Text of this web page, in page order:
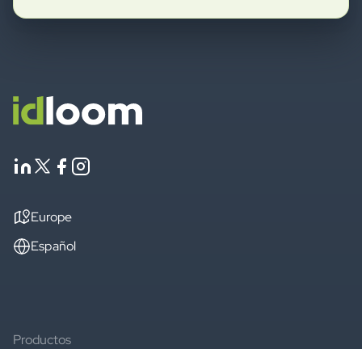
Europe
Español
Productos